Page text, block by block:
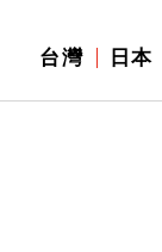
台灣 日本